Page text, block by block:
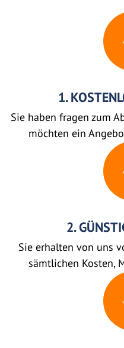
1.
Sie haben fragen zum
möchten ein
2.
Sie erhalten von uns
sämtlichen Kosten,